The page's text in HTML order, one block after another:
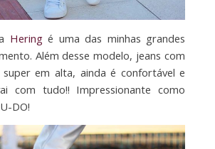
Heringé uma das minhas grandes
Além desse modelo, jeans com
em alta, ainda é confortável e
com tudo!! Impressionante como
DO!